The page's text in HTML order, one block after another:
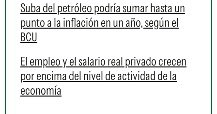
Suba del petróleo podría sumar hasta un
punto a la inflación en un año, según el
BCU
El empleo y el salario real privado crecen
por encima del nivel de actividad de la
economía